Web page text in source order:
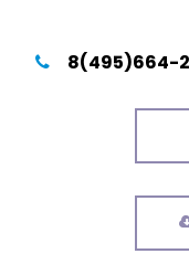
8(495)664-